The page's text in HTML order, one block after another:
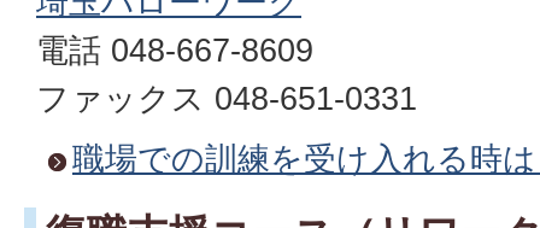
電話 048-667-8609
ファックス 048-651-0331
職場での訓練を受け入れる時